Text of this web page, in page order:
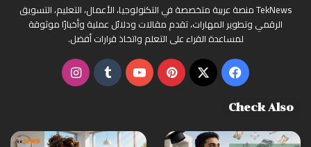
TekNews منصة عربية متخصصة في التكنولوجيا، الأعمال، التعليم، التسويق
الرقمي وتطوير المهارات، تقدم مقالات ودلائل عملية وأخبارًا موثوقة
لمساعدة القراء على التعلم واتخاذ قرارات أفضل.
فيسبوك
‫X بينتيريست‫YouTube انستقرام
Check Also